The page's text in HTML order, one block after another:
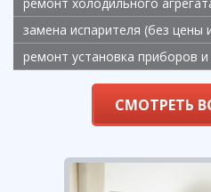
замена испарителя (без цены
ремонт установка приборов и
СМОТРЕТЬ